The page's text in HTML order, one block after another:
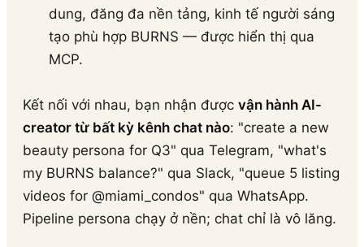
dung, đăng đa nền tảng, kinh tế người sáng
tạo phù hợp BURNS — được hiển thị qua
MCP.
Kết nối với nhau, bạn nhận được vận hành AI-
creator từ bất kỳ kênh chat nào: "create a new
beauty persona for Q3" qua Telegram, "what's
my BURNS balance?" qua Slack, "queue 5 listing
videos for @miami_condos" qua WhatsApp.
Pipeline persona chạy ở nền; chat chỉ là vô lăng.